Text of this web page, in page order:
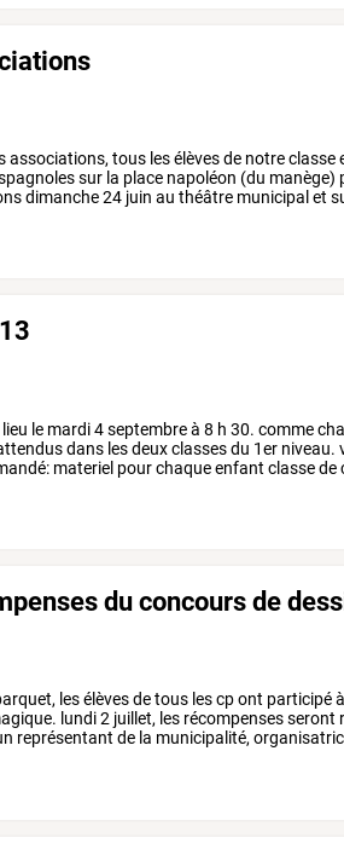
associations, tous lesélèvesde notreclasse
sur la place napoléon (du manège)
dimanche24 juin au théâtre municipal et
lieu le mardi4septembreà 8 h 30. comme
dans lesdeuxclassesdu 1er niveau.
materiel pourchaqueenfant classede
du concours de
lesélèvesdetous lescpont participéà
lundi2 juillet, les récompensesseront
représentant de la municipalité,